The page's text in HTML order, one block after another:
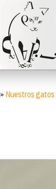
» Nuestros gatos